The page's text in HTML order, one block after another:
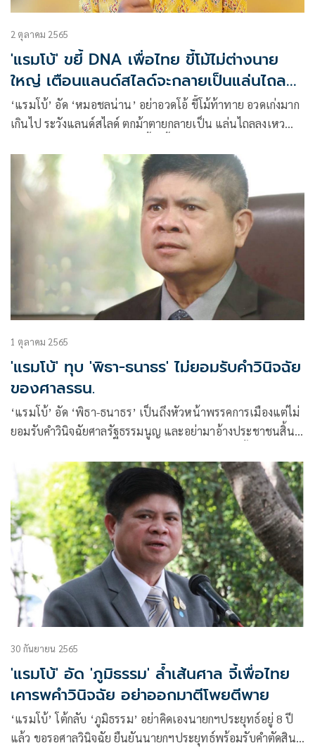
2 ตุลาคม 2565
'แรมโบ้'​ ขยี้ DNA เพื่อไทย ขี้โม้ไม่ต่างนาย
ใหญ่ เตือนแลนด์สไลด์จะกลายเป็นแล่นไถล
ลงเหว
‘แรมโบ้’​ อัด ‘หมอชลน่าน’​ อย่าอวดโอ้ ขี้โม้ท้าทาย อวดเก่งมาก
เกินไป ระวังแลนด์สไลด์ ตกม้าตายกลายเป็น แล่นไถลลงเหว
1 ตุลาคม 2565
'แรมโบ้' ทุบ 'พิธา-ธนาธร' ไม่ยอมรับคำวินิจฉัย
ของศาลรธน.
‘แรมโบ้’ อัด ‘พิธา-ธนาธร’ เป็นถึงหัวหน้าพรรคการเมืองแต่ไม่
ยอมรับคำวินิจฉัยศาลรัฐธรรมนูญ และอย่ามาอ้างประชาชนสิ้น
เหมาะเป็นหัวหน้ากองโจรมากกว่าหัวหน้าพรรค
30 กันยายน 2565
'แรมโบ้' อัด 'ภูมิธรรม' ล้ำเส้นศาล จี้เพื่อไทย
เคารพคำวินิจฉัย อย่าออกมาตีโพยตีพาย
‘แรมโบ้’ โต้กลับ ‘ภูมิธรรม’ อย่าคิดเองนายกฯประยุทธ์อยู่ 8 ปี
แล้ว ขอรอศาลวินิจฉัย ยืนยันนายกฯประยุทธ์พร้อมรับคำตัดสิน